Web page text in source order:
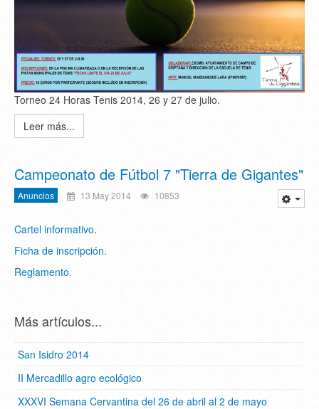
Torneo 24 Horas Tenis 2014, 26 y 27 de julio.
Leer más...
Campeonato de Fútbol 7 "Tierra de Gigantes"
Anuncios 13 May 2014 10853
Cartel informativo.
Ficha de inscripción.
Reglamento.
Más artículos...
San Isidro 2014
II Mercadillo agro ecológico
XXXVI Semana Cervantina del 26 de abril al 2 de mayo